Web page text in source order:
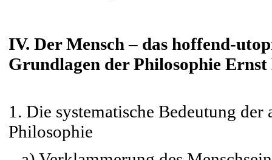
IV. Der Mensch – das hoffend-
Grundlagen der Philosophie Ernst
1. Die systematische Bedeutung
Philosophie